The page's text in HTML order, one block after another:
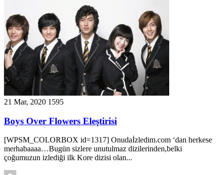
21 Mar, 2020 1595
Boys Over Flowers Eleştirisi
[WPSM_COLORBOX id=1317] Onudaİzledim.com ‘dan herkese
merhabaaaa…Bugün sizlere unutulmaz dizilerinden,belki
çoğumuzun izlediği ilk Kore dizisi olan...